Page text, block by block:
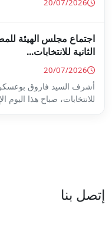
على النتائج الأولية للدورة
الهيئة العليا المستقلة